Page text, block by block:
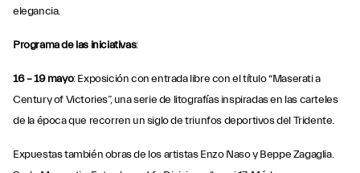
elegancia.
Programa de las iniciativas:
16 – 19 mayo: Exposición con entrada libre con el título “Maserati a
Century of Victories”, una serie de litografías inspiradas en las carteles
de la época que recorren un siglo de triunfos deportivos del Tridente.
Expuestas también obras de los artistas Enzo Naso y Beppe Zagaglia.